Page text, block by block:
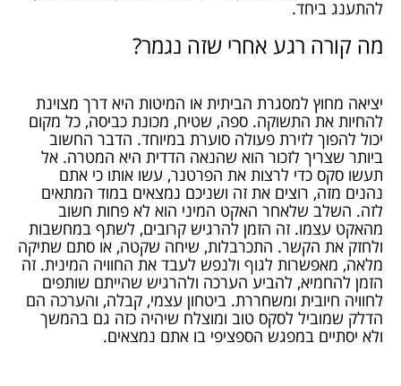
להתענג ביחד.
מה קורה רגע אחרי שזה נגמר?
יציאה מחוץ למסגרת הביתית או המיטות היא דרך מצוינת
להחיות את התשוקה. ספה, שטיח, מכונת כביסה, כל מקום
יכול להפוך לזירת פעולה סוערת במיוחד. הדבר החשוב
ביותר שצריך לזכור הוא שהנאה הדדית היא המטרה. אל
תעשו סקס כדי לרצות את הפרטנר, עשו אותו כי אתם
נהנים מזה, רוצים את זה ושניכם נמצאים במוד המתאים
לזה. השלב שלאחר האקט המיני הוא לא פחות חשוב
מהאקט עצמו. זה הזמן להרגיש קרובים, לשתף במחשבות
ולחזק את הקשר. התכרבלות, שיחה שקטה, או סתם שתיקה
מלאה, מאפשרות לגוף ולנפש לעבד את החוויה המינית. זה
הזמן להחמיא, להביע הערכה ולהרגיש שהייתם שותפים
לחוויה חיובית ומשחררת. ביטחון עצמי, קבלה, והערכה הם
הדלק שמוביל לסקס טוב ומוצלח שיהיה כזה גם בהמשך
ולא יסתיים במפגש הספציפי בו אתם נמצאים.